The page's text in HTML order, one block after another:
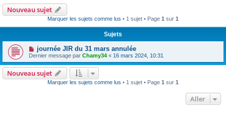
Nouveau sujet
Marquer les sujets comme lus • 1 sujet • Page 1 sur 1
Sujets
journée JIR du 31 mars annulée
Dernier message par Chamy34 « 16 mars 2024, 10:31
Nouveau sujet
Marquer les sujets comme lus • 1 sujet • Page 1 sur 1
Aller